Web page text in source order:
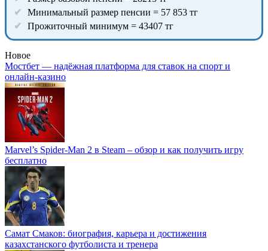
Минимальный размер пенсии = 57 853 тг
Прожиточный минимум = 43407 тг
Новое
Мостбет — надёжная платформа для ставок на спорт и
онлайн-казино
Marvel’s Spider-Man 2 в Steam – обзор и как получить игру
бесплатно
Самат Смаков: биография, карьера и достижения
казахстанского футболиста и тренера